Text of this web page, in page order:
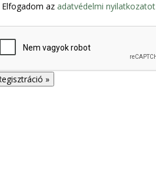
Elfogadom az adatvédelmi nyilatkozatot